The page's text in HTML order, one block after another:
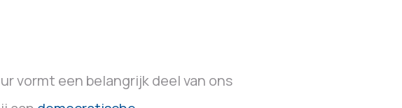
vormt een belangrijk deel van ons